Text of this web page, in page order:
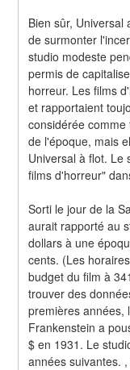
Bien sûr,
de surmonter
studio modeste
permis de
horreur. Les films
et rapportaient
considérée
de l'époque, mais
Universal à flot. Le
films d'horreur"
Sorti le jour de la
aurait rapporté au
dollars à une
cents. (Les
budget du film à
trouver des
premières années,
Frankenstein a
$ en 1931. Le
années suivantes.